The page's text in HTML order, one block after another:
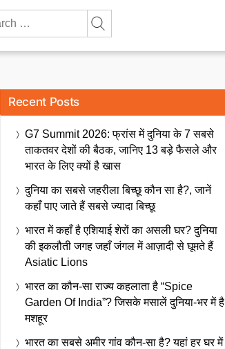
Recent Posts
G7 Summit 2026: फ्रांस में दुनिया के 7 सबसे
ताकतवर देशों की बैठक, जानिए 13 बड़े फैसले और
भारत के लिए क्यों है खास
दुनिया का सबसे जहरीला बिच्छू कौन सा है?, जानें
कहाँ पाए जाते हैं सबसे ज्यादा बिच्छू
भारत में कहाँ है एशियाई शेरों का असली घर? दुनिया
की इकलौती जगह जहाँ जंगल में आज़ादी से घूमते हैं
Asiatic Lions
भारत का कौन-सा राज्य कहलाता है “Spice
Garden Of India”? जिसके मसालें दुनिया-भर में है
मशहूर
भारत का सबसे अमीर गांव कौन-सा है? यहां हर घर में